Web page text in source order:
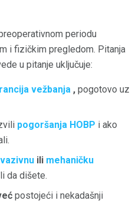
periodu
i fizičkim pregledom. Pitanja
u pitanje uključuje:
vežbanja , pogotovo uz
pogoršanja HOBP i ako
ili mehaničku
da dišete.
postojeći i nekadašnji